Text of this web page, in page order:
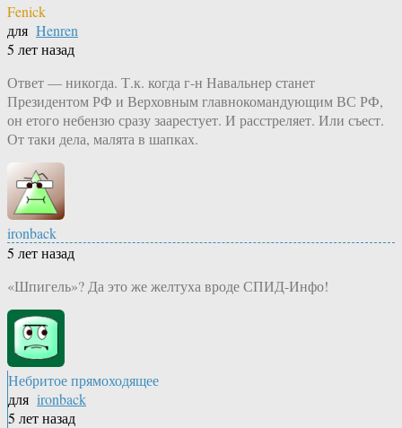
Fenick
для Henren
5 лет назад
Ответ — никогда. Т.к. когда г-н Навальнер станет
Президентом РФ и Верховным главнокомандующим ВС РФ,
он етого небензю сразу заарестует. И расстреляет. Или съест.
От таки дела, малята в шапках.
ironback
5 лет назад
«Шпигель»? Да это же желтуха вроде СПИД-Инфо!
Небритое прямоходящее
для ironback
5 лет назад